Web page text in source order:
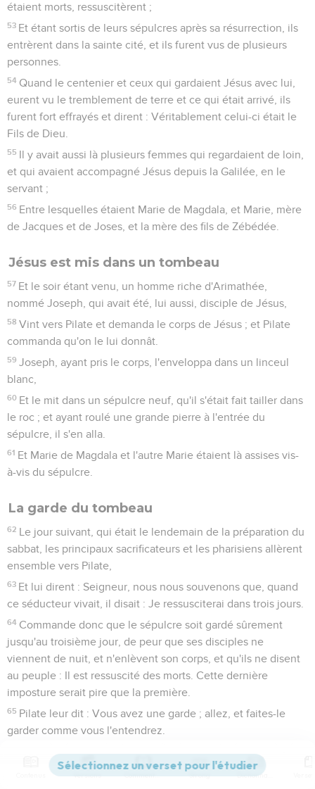
étaient morts, ressuscitèrent ;
53 Et étant sortis de leurs sépulcres après sa résurrection, ils
entrèrent dans la sainte cité, et ils furent vus de plusieurs
personnes.
54 Quand le centenier et ceux qui gardaient Jésus avec lui,
eurent vu le tremblement de terre et ce qui était arrivé, ils
furent fort effrayés et dirent : Véritablement celui-ci était le
Fils de Dieu.
55 Il y avait aussi là plusieurs femmes qui regardaient de loin,
et qui avaient accompagné Jésus depuis la Galilée, en le
servant ;
56 Entre lesquelles étaient Marie de Magdala, et Marie, mère
de Jacques et de Joses, et la mère des fils de Zébédée.
Jésus est mis dans un tombeau
57 Et le soir étant venu, un homme riche d'Arimathée,
nommé Joseph, qui avait été, lui aussi, disciple de Jésus,
58 Vint vers Pilate et demanda le corps de Jésus ; et Pilate
commanda qu'on le lui donnât.
59 Joseph, ayant pris le corps, l'enveloppa dans un linceul
blanc,
60 Et le mit dans un sépulcre neuf, qu'il s'était fait tailler dans
le roc ; et ayant roulé une grande pierre à l'entrée du
sépulcre, il s'en alla.
61 Et Marie de Magdala et l'autre Marie étaient là assises vis-
à-vis du sépulcre.
La garde du tombeau
62 Le jour suivant, qui était le lendemain de la préparation du
sabbat, les principaux sacrificateurs et les pharisiens allèrent
ensemble vers Pilate,
63 Et lui dirent : Seigneur, nous nous souvenons que, quand
ce séducteur vivait, il disait : Je ressusciterai dans trois jours.
64 Commande donc que le sépulcre soit gardé sûrement
jusqu'au troisième jour, de peur que ses disciples ne
viennent de nuit, et n'enlèvent son corps, et qu'ils ne disent
au peuple : Il est ressuscité des morts. Cette dernière
imposture serait pire que la première.
65 Pilate leur dit : Vous avez une garde ; allez, et faites-le
garder comme vous l'entendrez.
S'en étant donc allés, ils s'assurèrent du sépulcre, en
scellant la pierre, et en y mettant la garde.
Versions Commentaires Strong